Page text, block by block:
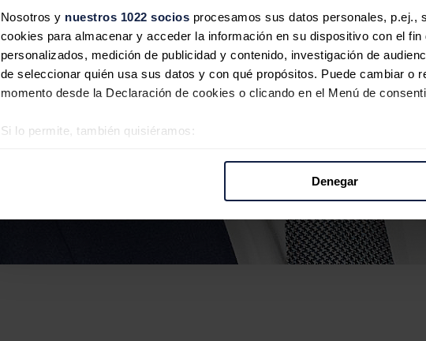
Nosotros y nuestros 1022 socios procesamos sus datos personales, p.ej.,
cookies para almacenar y acceder la información en su dispositivo con el
personalizados, medición de publicidad y contenido, investigación de
de seleccionar quién usa sus datos y con qué propósitos. Puede cambiar o
momento desde la Declaración de cookies o clicando en el Menú de
Si lo permite, también quisiéramos:
Las cookies de este sitio web se usan para personalizar el contenido y los
Denegar